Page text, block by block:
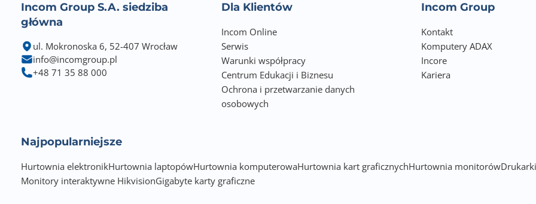
Incom Group S.A. siedziba
główna
ul. Mokronoska 6, 52-407 Wrocław
info@incomgroup.pl
+48 71 35 88 000
Dla Klientów
Incom Online
Serwis
Warunki współpracy
Centrum Edukacji i Biznesu
Ochrona i przetwarzanie danych
osobowych
Incom Group
Kontakt
Komputery ADAX
Incore
Kariera
Najpopularniejsze
Hurtownia elektronikHurtownia laptopówHurtownia komputerowaHurtownia kart graficznychHurtownia monitorów
Monitory interaktywne HikvisionGigabyte karty graficzne